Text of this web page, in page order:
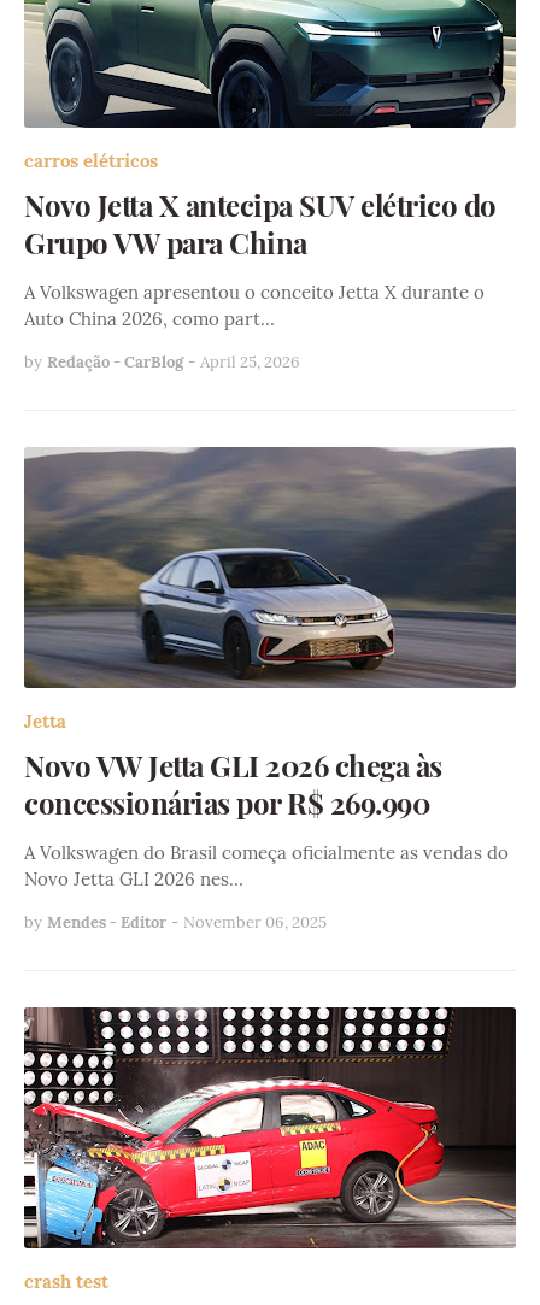
carros elétricos
Novo Jetta X antecipa SUV elétrico do
Grupo VW para China
A Volkswagen apresentou o conceito Jetta X durante o
Auto China 2026, como part…
by Redação - CarBlog - April 25, 2026
Jetta
Novo VW Jetta GLI 2026 chega às
concessionárias por R$ 269.990
A Volkswagen do Brasil começa oficialmente as vendas do
Novo Jetta GLI 2026 nes…
by Mendes - Editor - November 06, 2025
crash test